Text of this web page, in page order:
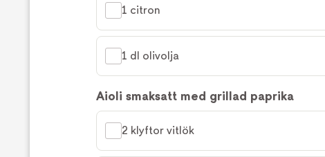
1 citron
1 dl olivolja
Aioli smaksatt med grillad paprika
2 klyftor vitlök